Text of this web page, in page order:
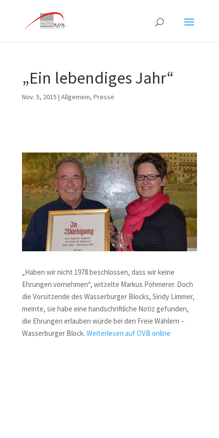
„Ein lebendiges Jahr“
Nov. 5, 2015 | Allgemein, Presse
„Haben wir nicht 1978 beschlossen, dass wir keine
Ehrungen vornehmen“, witzelte Markus Pöhmerer. Doch
die Vorsitzende des Wasserburger Blocks, Sindy Limmer,
meinte, sie habe eine handschriftliche Notiz gefunden,
die Ehrungen erlauben würde bei den Freie Wählern –
Wasserburger Block. Weiterlesen auf OVB online